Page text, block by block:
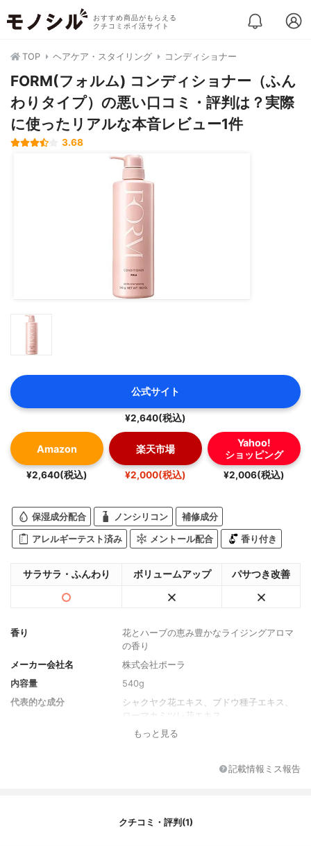
おすすめ商品がもらえる
クチコミポイ活サイト
TOP ヘアケア・スタイリング コンディショナー
FORM(フォルム) コンディショナー（ふん
わりタイプ）の悪い口コミ・評判は？実際
に使ったリアルな本音レビュー1件
3.68
公式サイト
¥2,640(税込)
Amazon
¥2,640(税込)
楽天市場
¥2,000(税込)
Yahoo!
ショッピング
¥2,006(税込)
保湿成分配合 ノンシリコン 補修成分
アレルギーテスト済み メントール配合 香り付き
サラサラ・ふんわり ボリュームアップ パサつき改善
香り
花とハーブの恵み豊かなライジングアロマ
の香り
メーカー会社名
株式会社ポーラ
内容量
540g
代表的な成分
シャクヤク花エキス、ブドウ種子エキス、
ローマカミツレ花エキス
水、グリセリン、水添ナタネ種子油、Ｂ
ヘキシル、ミネラルオイル、ステアリルア
ツレ花エキス、ラウロイルグルタミン酸ジ
もっと見る
記載情報ミス報告
クチコミ・評判(1)